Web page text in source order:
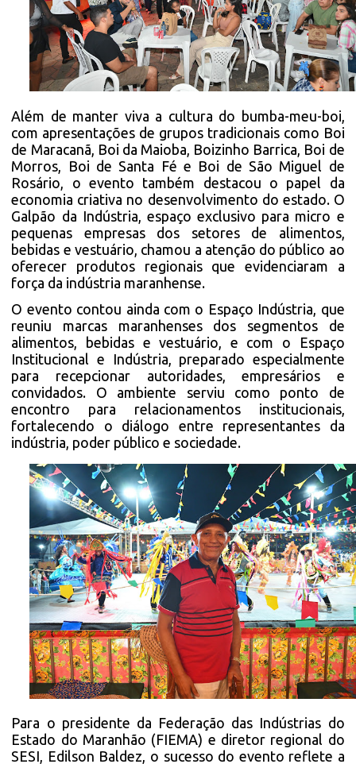
Além de manter viva a cultura do bumba-meu-boi,
com apresentações de grupos tradicionais como Boi
de Maracanã, Boi da Maioba, Boizinho Barrica, Boi de
Morros, Boi de Santa Fé e Boi de São Miguel de
Rosário, o evento também destacou o papel da
economia criativa no desenvolvimento do estado. O
Galpão da Indústria, espaço exclusivo para micro e
pequenas empresas dos setores de alimentos,
bebidas e vestuário, chamou a atenção do público ao
oferecer produtos regionais que evidenciaram a
força da indústria maranhense.
O evento contou ainda com o Espaço Indústria, que
reuniu marcas maranhenses dos segmentos de
alimentos, bebidas e vestuário, e com o Espaço
Institucional e Indústria, preparado especialmente
para recepcionar autoridades, empresários e
convidados. O ambiente serviu como ponto de
encontro para relacionamentos institucionais,
fortalecendo o diálogo entre representantes da
indústria, poder público e sociedade.
Para o presidente da Federação das Indústrias do
Estado do Maranhão (FIEMA) e diretor regional do
SESI, Edilson Baldez, o sucesso do evento reflete a